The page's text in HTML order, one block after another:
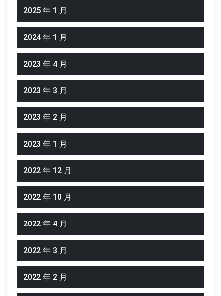
2025 年 1 月
2024 年 1 月
2023 年 4 月
2023 年 3 月
2023 年 2 月
2023 年 1 月
2022 年 12 月
2022 年 10 月
2022 年 4 月
2022 年 3 月
2022 年 2 月